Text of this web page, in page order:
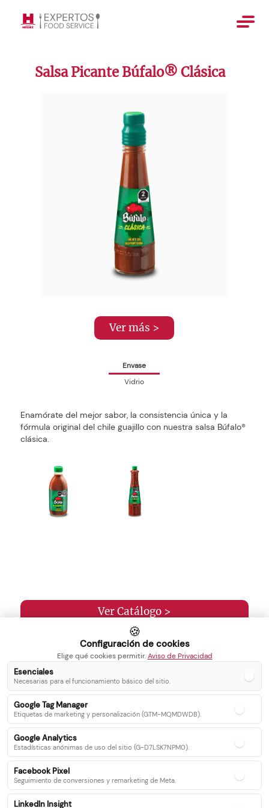
Salsa Picante Búfalo® Clásica
Ver más >
Envase
Vidrio
Enamórate del mejor sabor, la consistencia única y la
fórmula original del chile guajillo con nuestra salsa Búfalo®
clásica.
Ver Catálogo >
Inicio
Servicios
Catálogo
Recetas
Blog
Contacto
Síguenos en nuestras redes sociales
🍪
Configuración de cookies
Elige qué cookies permitir. Aviso de Privacidad
Esenciales
Necesarias para el funcionamiento básico del sitio.
Google Tag Manager
Etiquetas de marketing y personalización (GTM-MQMDWDB).
Google Analytics
Estadísticas anónimas de uso del sitio (G-D7LSK7NPM0).
Facebook Pixel
Seguimiento de conversiones y remarketing de Meta.
LinkedIn Insight